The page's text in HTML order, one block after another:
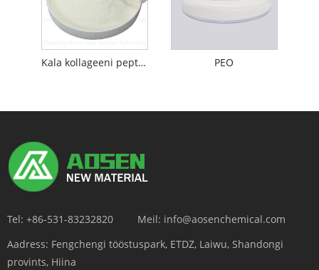
Kala kollageeni peptiidid PEO
Tel: +86-531-83232820 Meil: info@aosenchemical.com
Aadress: Fengchengi tööstuspark, ETDZ, Laiwu, Shandongi
provints, Hiina